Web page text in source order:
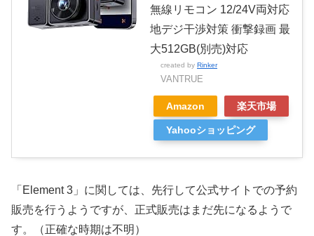
無線リモコン 12/24V両対応
地デジ干渉対策 衝撃録画 最
大512GB(別売)対応
created by Rinker
VANTRUE
Amazon 楽天市場
Yahooショッピング
「Element 3」に関しては、先行して公式サイトでの予約
販売を行うようですが、正式販売はまだ先になるようで
す。（正確な時期は不明）